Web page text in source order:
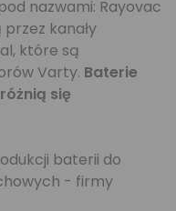
nazwami: Rayovac
kanały
które są
Varty. Baterie
się
baterii do
- firmy